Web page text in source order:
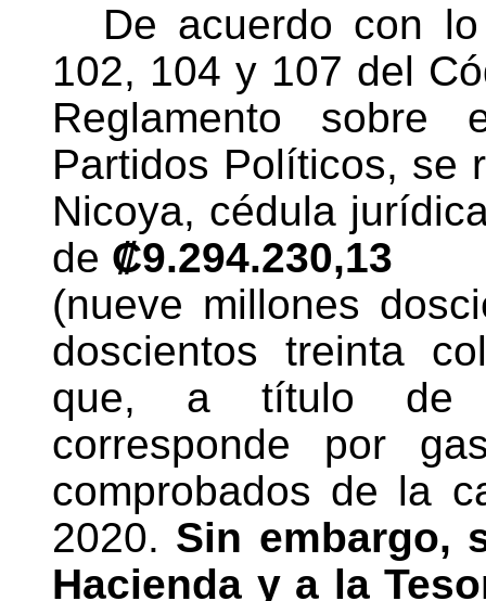
De acuerdo con
102, 104 y 107 del
Reglamento sobre
Partidos Políticos, se
Nicoya, cédula
de ₡9.294.230,13
(nueve millones
doscientos treinta
que, a título de
corresponde por
comprobados de la
2020. Sin embargo,
Hacienda y a la